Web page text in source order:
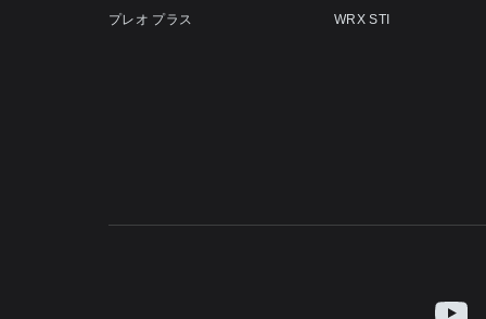
プレオ プラス WRX STI